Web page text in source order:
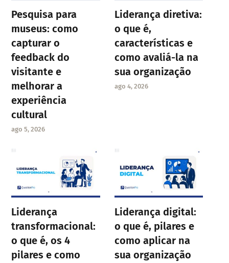
Pesquisa para
museus: como
capturar o
feedback do
visitante e
melhorar a
experiência
cultural
ago 5, 2026
Liderança diretiva:
o que é,
características e
como avaliá-la na
sua organização
ago 4, 2026
Liderança
transformacional:
o que é, os 4
pilares e como
Liderança digital:
o que é, pilares e
como aplicar na
sua organização